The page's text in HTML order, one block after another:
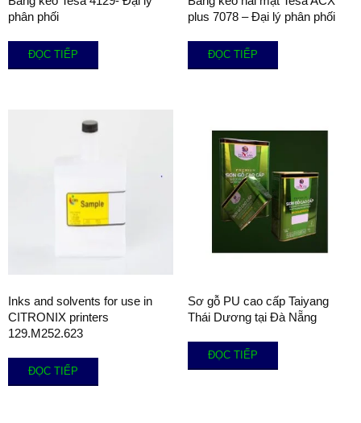
phân phối
ĐỌC TIẾP
plus 7078 – Đại lý phân phối
ĐỌC TIẾP
Inks and solvents for use in
CITRONIX printers
129.M252.623
ĐỌC TIẾP
Sơ gỗ PU cao cấp Taiyang
Thái Dương tại Đà Nẵng
ĐỌC TIẾP